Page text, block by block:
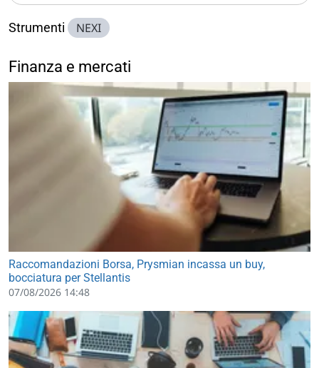
Strumenti NEXI
Finanza e mercati
Raccomandazioni Borsa, Prysmian incassa un buy,
bocciatura per Stellantis
07/08/2026 14:48